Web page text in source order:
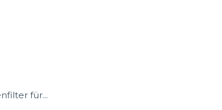
für...